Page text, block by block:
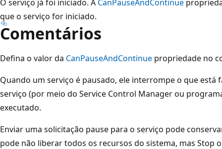
O serviço já foi iniciado. A CanPauseAndContinue
que o serviço for iniciado.
Comentários
Defina o valor da CanPauseAndContinue propriedade no
Quando um serviço é pausado, ele interrompe o que está
serviço (por meio do Service Control Manager ou
executado.
Enviar uma solicitação pause para o serviço pode
pode não liberar todos os recursos do sistema, mas Stop